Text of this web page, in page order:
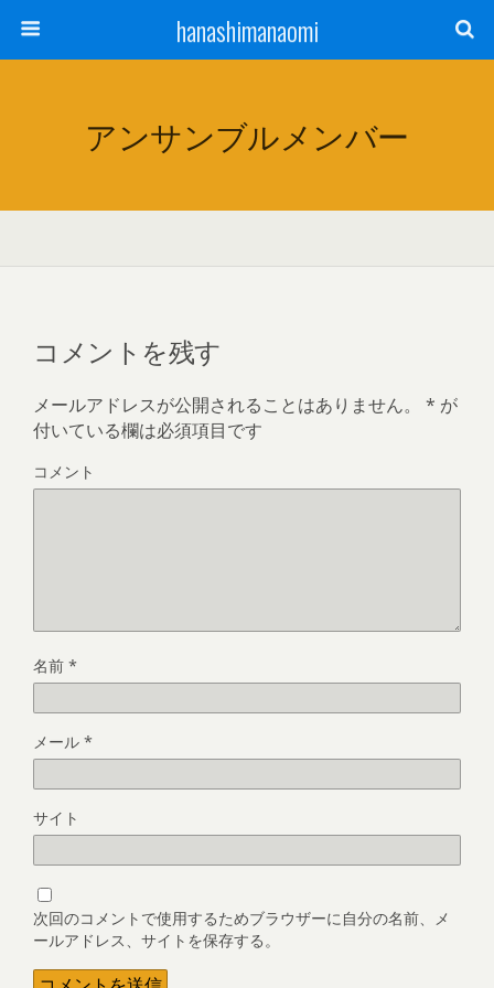
hanashimanaomi
アンサンブルメンバー
コメントを残す
メールアドレスが公開されることはありません。 * が
付いている欄は必須項目です
コメント
名前 *
メール *
サイト
次回のコメントで使用するためブラウザーに自分の名前、メ
ールアドレス、サイトを保存する。